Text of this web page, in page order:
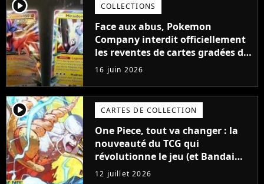
player2 COLLECTIONS
Face aux abus, Pokemon
Company interdit officiellement
les reventes de cartes gradées du
TCG Pokémon
16 juin 2026
player2 CARTES DE COLLECTION
One Piece, tout va changer : la
nouveauté du TCG qui
révolutionne le jeu (et Bandai
s'occupe des scalpers)
12 juillet 2026